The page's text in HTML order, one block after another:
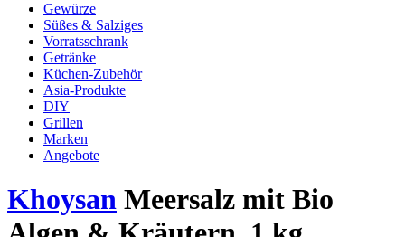
Gewürze
Süßes & Salziges
Vorratsschrank
Getränke
Küchen-Zubehör
Asia-Produkte
DIY
Grillen
Marken
Angebote
Khoysan Meersalz mit Bio